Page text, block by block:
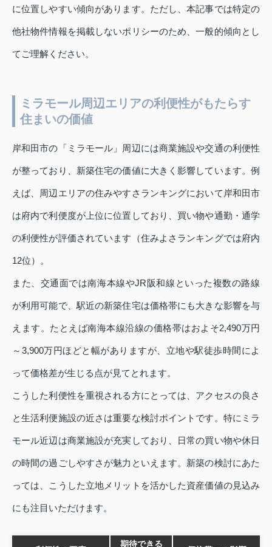
に位置しやすい傾向があります。ただし、本記事では特定の
他社物件情報を掲載しないポリシーのため、一般的傾向とし
てご理解ください。
ミラモール周辺エリアの利便性がもたらす
住まいの価値
岸和田市の「ミラモール」周辺には商業施設や交通の利便性
が整っており、新築住宅の価値に大きく影響しています。例
えば、周辺エリアの住みやすさランキングにおいて岸和田市
は府内で利便度が上位に位置しており、買い物や通勤・通学
の利便性が評価されています（住みよさランキングでは府内
12位）。
また、交通面では南海本線やJR阪和線といった複数の路線
が利用可能で、駅近の新築住宅は価格帯にも大きな影響を与
えます。たとえば南海本線沿線の価格帯はおよそ2,490万円
～3,900万円ほどと幅がありますが、立地や駅徒歩時間によ
って価格差が生じる点が見てとれます。
こうした利便性を重視される方にとっては、アクセスの良さ
と生活利便施設の近さは重要な検討ポイントです。特にミラ
モール近辺は商業施設が充実しており、日常の買い物や休日
の時間の過ごしやすさが魅力といえます。新築の検討にあた
っては、こうした立地メリットを活かした資産価値の見込み
にも注目いただけます。
期待できる